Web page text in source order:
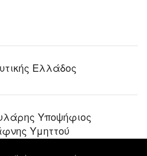
Ελλάδος
Υποψήφιος
Υμηττού